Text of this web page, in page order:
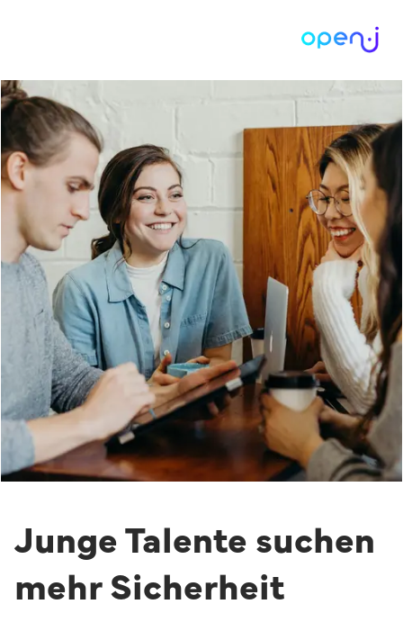
Junge Talente suchen
mehr Sicherheit